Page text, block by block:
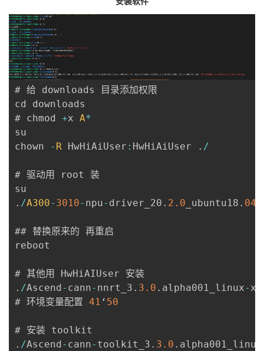
# 给 downloads 目录添加权限
cd downloads
# chmod +x A*
su
chown
- R HwHiAiUser : HwHiAiUser . /
# 驱动用 root 装
. /A300- 3010- npu- driver_20 . 2.0 _ubuntu18 . 04
## 替换原来的 再重启
reboot
. /Ascend - cann- nnrt_3 . 3.0 . alpha001_linux-
# 环境变量配置 41 ‘ 50
. /Ascend - cann- toolkit_3 . 3.0 . alpha001_linux